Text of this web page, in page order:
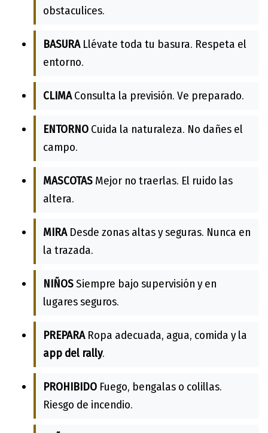
obstaculices.
BASURALlévate toda tu basura. Respeta el
entorno.
CLIMAConsulta la previsión. Ve preparado.
ENTORNO Cuida la naturaleza. No dañes el
campo.
MASCOTAS Mejor no traerlas. El ruido las
altera.
MIRADesde zonas altas y seguras. Nunca en
la trazada.
NIÑOSSiempre bajo supervisión y en
lugares seguros.
PREPARARopa adecuada, agua, comida y la
app del rally.
PROHIBIDO Fuego, bengalas o colillas.
Riesgo de incendio.